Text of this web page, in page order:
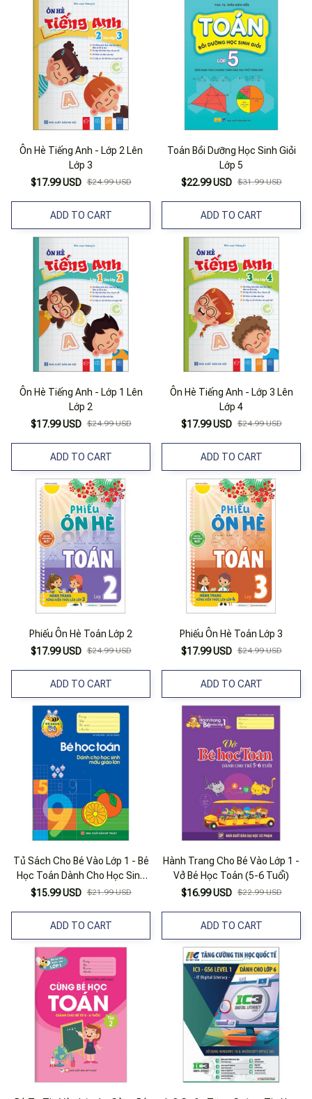
Ôn Hè Tiếng Anh - Lớp 2 Lên
Lớp 3
$17.99 USD $24.99 USD
ADD TO CART
Toán Bồi Dưỡng Học Sinh Giỏi
Lớp 5
$22.99 USD $31.99 USD
ADD TO CART
Ôn Hè Tiếng Anh - Lớp 1 Lên
Lớp 2
$17.99 USD $24.99 USD
ADD TO CART
Ôn Hè Tiếng Anh - Lớp 3 Lên
Lớp 4
$17.99 USD $24.99 USD
ADD TO CART
Phiếu Ôn Hè Toán Lớp 2
$17.99 USD $24.99 USD
ADD TO CART
Phiếu Ôn Hè Toán Lớp 3
$17.99 USD $24.99 USD
ADD TO CART
Tủ Sách Cho Bé Vào Lớp 1 - Bé
Học Toán Dành Cho Học Sinh
Mẫu Giáo Lớn
$15.99 USD $21.99 USD
ADD TO CART
Hành Trang Cho Bé Vào Lớp 1 -
Vở Bé Học Toán (5-6 Tuổi)
$16.99 USD $22.99 USD
ADD TO CART